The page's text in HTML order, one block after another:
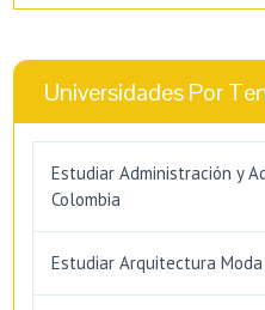
Universidades Por
Estudiar Administración y
Colombia
Estudiar Arquitectura